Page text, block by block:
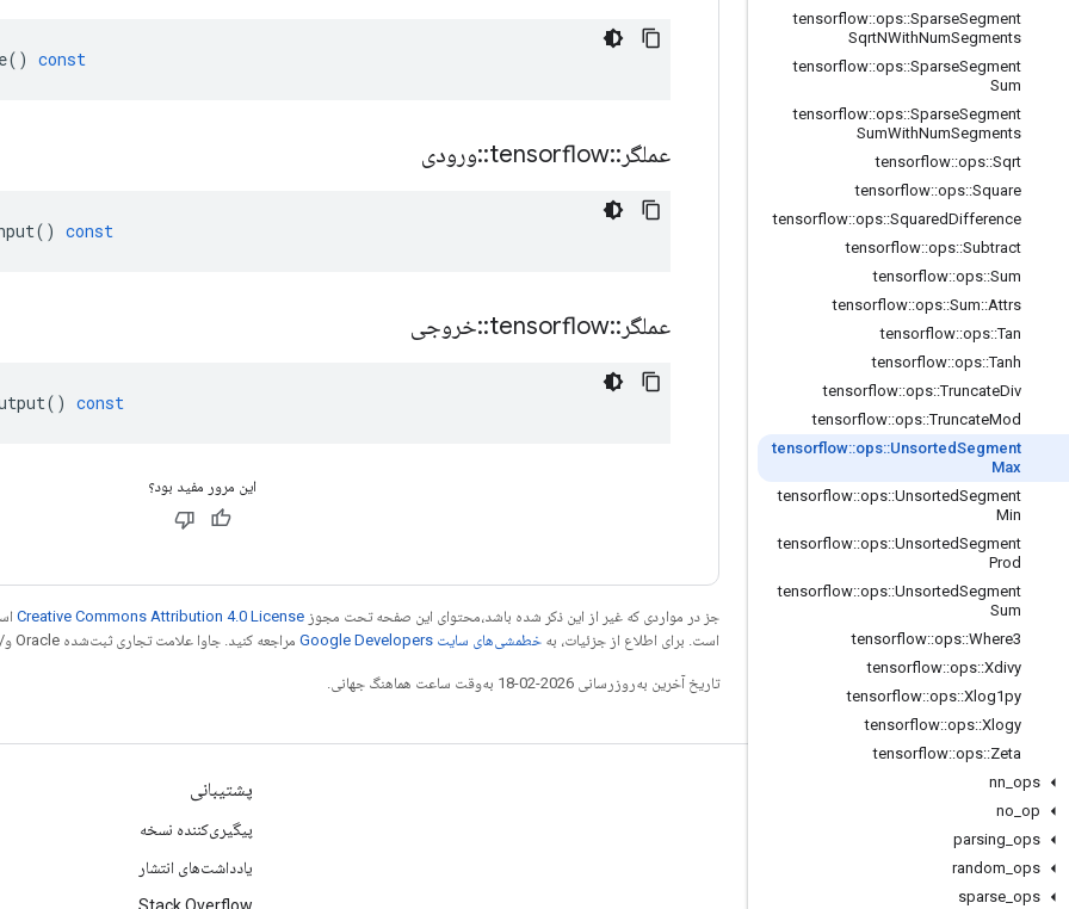
tensorflow::ops::SparseSegment
SqrtNWithNumSegments
tensorflow::ops::SparseSegment
Sum
tensorflow::ops::SparseSegment
SumWithNumSegments
tensorflow::ops::Sqrt
tensorflow::ops::Square
tensorflow::ops::SquaredDifference
tensorflow::ops::Subtract
tensorflow::ops::Sum
tensorflow::ops::Sum::Attrs
tensorflow::ops::Tan
tensorflow::ops::Tanh
tensorflow::ops::TruncateDiv
tensorflow::ops::TruncateMod
tensorflow::ops::UnsortedSegment
Max
tensorflow::ops::UnsortedSegment
Min
tensorflow::ops::UnsortedSegment
Prod
tensorflow::ops::UnsortedSegment
Sum
tensorflow::ops::Where3
tensorflow::ops::Xdivy
tensorflow::ops::Xlog1py
tensorflow::ops::Xlogy
tensorflow::ops::Zeta
nn ops
no op
parsing ops
random ops
sparse ops
() const
عملگر ::
tensorflow
::ورودی
() const
عملگر ::
tensorflow
::خروجی
() const
این مرور مفید بود؟
جز در مواردی که غیر از این ذکر شده باشد،‌محتوای این صفحه تحت مجوز Creative Commons Attribution 4.0 License
است. برای اطلاع از جزئیات، به خطمشی‌های سایت Google Developers‏ مراجعه کنید. جاوا علامت تجاری ثبت‌شده Oracle و/یا شرکت‌های وابسته به آن است.
تاریخ آخرین به‌روزرسانی 2026-02-18 به‌وقت ساعت هماهنگ جهانی.
مرتبط بمانید
تالار گفتمان
پشتیبانی
پیگیری‌کننده نسخه
یادداشت‌های انتشار